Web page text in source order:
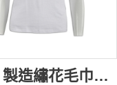
A148 製造繡花毛巾款式 訂造LOGO毛巾款式 學校社隊 校隊毛巾 設計毛巾款式 毛巾生產商 #30*70cm